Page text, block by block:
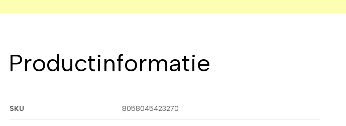
Productinformatie
SKU 8058045423270